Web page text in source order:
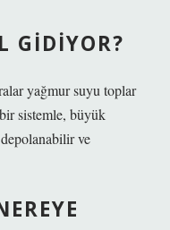
GIDIYOR?
yağmur suyu toplar
sistemle, büyük
ve